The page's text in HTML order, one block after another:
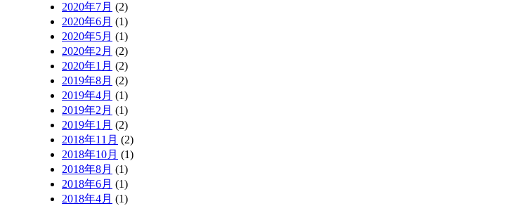
2020年7月 (2)
2020年6月 (1)
2020年5月 (1)
2020年2月 (2)
2020年1月 (2)
2019年8月 (2)
2019年4月 (1)
2019年2月 (1)
2019年1月 (2)
2018年11月 (2)
2018年10月 (1)
2018年8月 (1)
2018年6月 (1)
2018年4月 (1)